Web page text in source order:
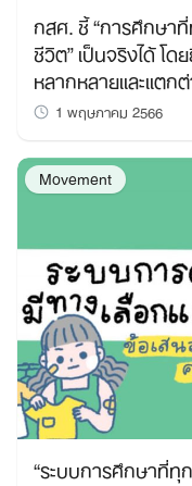
กสศ. ชี้ “การศึกษา
ชีวิต” เป็นจริงได้ โ
หลากหลายและแตก
1 พฤษภาคม 2566
Movement
“ระบบการศึกษาที่ทุ